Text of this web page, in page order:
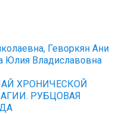
Геворкян Ани
Юлия Владиславовна
ХРОНИЧЕСКОЙ
РУБЦОВАЯ